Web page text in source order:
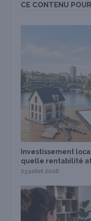
CE CONTENU
Investissement
quelle rentabilité
23 juillet 2026